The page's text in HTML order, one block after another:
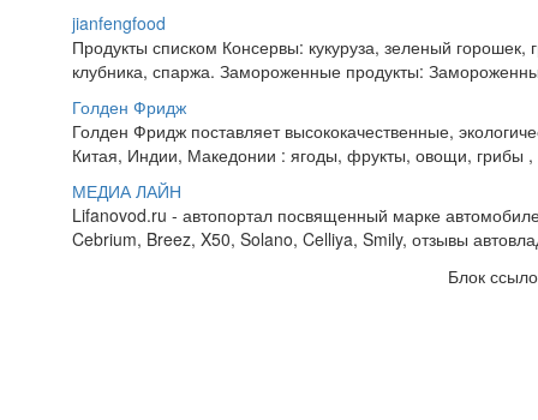
jianfengfood
Продукты списком Консервы: кукуруза, зеленый
клубника, спаржа. Замороженные продукты:
Голден Фридж
Голден Фридж поставляет высококачественные,
Китая, Индии, Македонии : ягоды, фрукты, овощи, грибы
МЕДИА ЛАЙН
Lifanovod.ru - автопортал посвященный марке
Cebrium, Breez, X50, Solano, Celliya, Smily, отзывы
Блок